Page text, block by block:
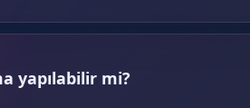
yapılabilir mi?